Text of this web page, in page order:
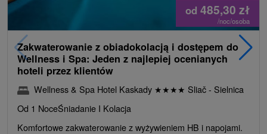
od 485,30 zł
/noc/osoba
Zakwaterowanie z obiadokolacją i dostępem do
Wellness i Spa: Jeden z najlepiej ocenianych
hoteli przez klientów
Wellness & Spa Hotel Kaskady ★★★★ Sliač - Sielnica
Od 1 NoceŚniadanie I Kolacja
Komfortowe zakwaterowanie z wyżywieniem HB i napojami.